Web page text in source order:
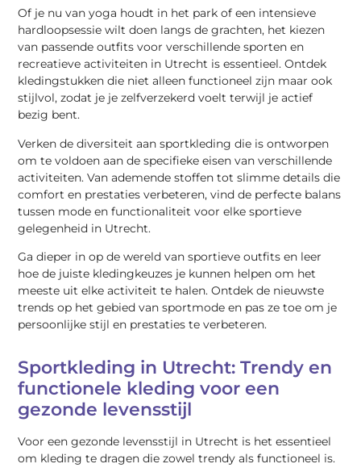
Of je nu van yoga houdt in het park of een intensieve
hardloopsessie wilt doen langs de grachten, het kiezen
van passende outfits voor verschillende sporten en
recreatieve activiteiten in Utrecht is essentieel. Ontdek
kledingstukken die niet alleen functioneel zijn maar ook
stijlvol, zodat je je zelfverzekerd voelt terwijl je actief
bezig bent.
Verken de diversiteit aan sportkleding die is ontworpen
om te voldoen aan de specifieke eisen van verschillende
activiteiten. Van ademende stoffen tot slimme details die
comfort en prestaties verbeteren, vind de perfecte balans
tussen mode en functionaliteit voor elke sportieve
gelegenheid in Utrecht.
Ga dieper in op de wereld van sportieve outfits en leer
hoe de juiste kledingkeuzes je kunnen helpen om het
meeste uit elke activiteit te halen. Ontdek de nieuwste
trends op het gebied van sportmode en pas ze toe om je
persoonlijke stijl en prestaties te verbeteren.
Sportkleding in Utrecht: Trendy en
functionele kleding voor een
gezonde levensstijl
Voor een gezonde levensstijl in Utrecht is het essentieel
om kleding te dragen die zowel trendy als functioneel is.